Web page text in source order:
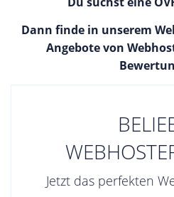
Dann finde in unserem
Angebote von
Jetzt das perfekten